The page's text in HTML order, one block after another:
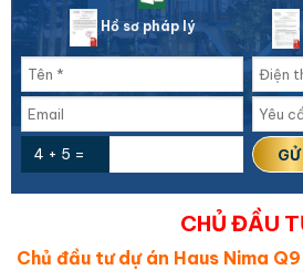
Hồ sơ pháp lý
4 + 5 =
CHỦ ĐẦU
Chủ đầu tư dự án Haus Nima